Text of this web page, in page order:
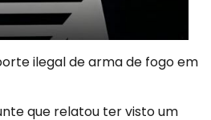
ilegal de arma de fogo em
que relatou ter visto um